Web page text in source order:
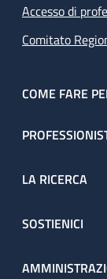
Accesso di
Comitato
COME FARE
LA RICERCA
SOSTIENICI